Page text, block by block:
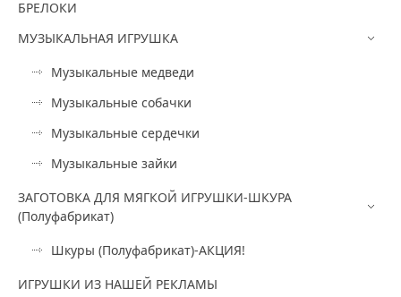
БРЕЛОКИ
МУЗЫКАЛЬНАЯ ИГРУШКА
Музыкальные медведи
Музыкальные собачки
Музыкальные сердечки
Музыкальные зайки
ЗАГОТОВКА ДЛЯ МЯГКОЙ ИГРУШКИ-ШКУРА
(Полуфабрикат)
Шкуры (Полуфабрикат)-АКЦИЯ!
ИГРУШКИ ИЗ НАШЕЙ РЕКЛАМЫ